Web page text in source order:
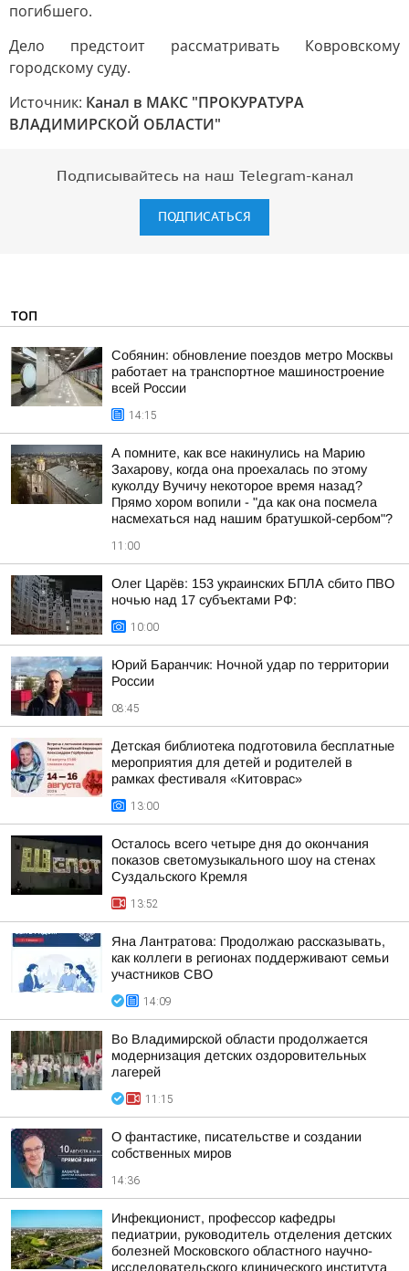
погибшего.
Дело предстоит рассматривать Ковровскому
городскому суду.
Источник: Канал в МАКС "ПРОКУРАТУРА
ВЛАДИМИРСКОЙ ОБЛАСТИ"
Подписывайтесь на наш Telegram-канал
ПОДПИСАТЬСЯ
ТОП
Собянин: обновление поездов метро Москвы
работает на транспортное машиностроение
всей России
14:15
А помните, как все накинулись на Марию
Захарову, когда она проехалась по этому
куколду Вучичу некоторое время назад?
Прямо хором вопили - "да как она посмела
насмехаться над нашим братушкой-сербом"?
11:00
Олег Царёв: 153 украинских БПЛА сбито ПВО
ночью над 17 субъектами РФ:
10:00
Юрий Баранчик: Ночной удар по территории
России
08:45
Детская библиотека подготовила бесплатные
мероприятия для детей и родителей в
рамках фестиваля «Китоврас»
13:00
Осталось всего четыре дня до окончания
показов светомузыкального шоу на стенах
Суздальского Кремля
13:52
Яна Лантратова: Продолжаю рассказывать,
как коллеги в регионах поддерживают семьи
участников СВО
14:09
Во Владимирской области продолжается
модернизация детских оздоровительных
лагерей
11:15
О фантастике, писательстве и создании
собственных миров
14:36
Инфекционист, профессор кафедры
педиатрии, руководитель отделения детских
болезней Московского областного научно-
исследовательского клинического института